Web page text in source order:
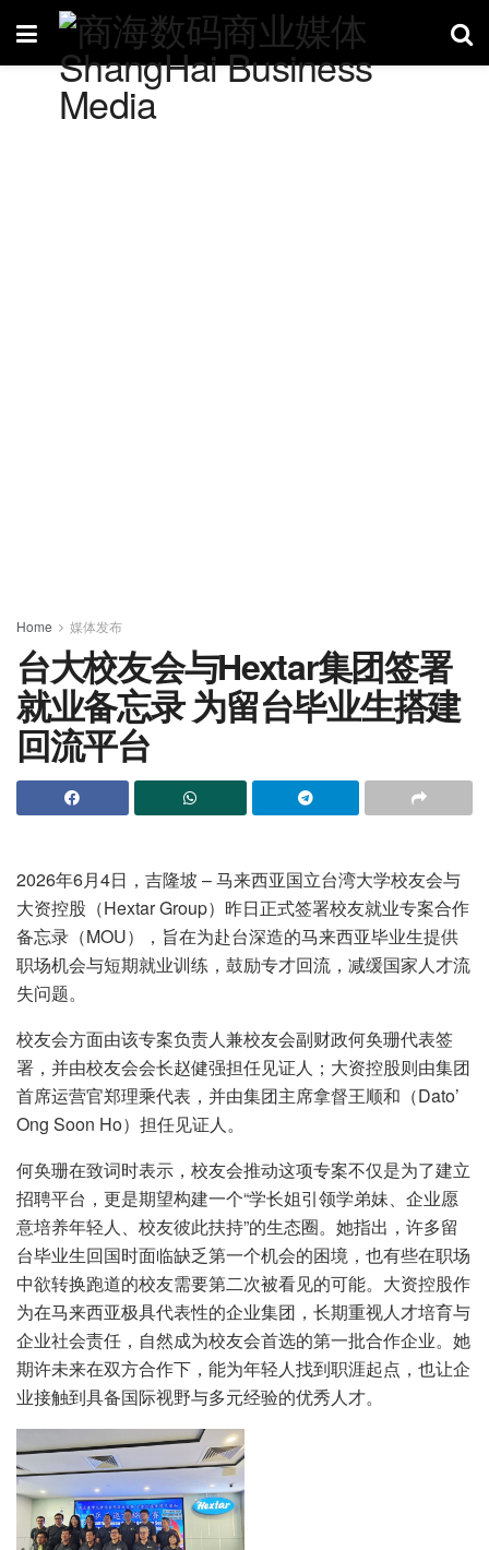
Home 媒体发布
台大校友会与Hextar集团签署
就业备忘录 为留台毕业生搭建
回流平台
2026年6月4日，吉隆坡 – 马来西亚国立台湾大学校友会与
大资控股（Hextar Group）昨日正式签署校友就业专案合作
备忘录（MOU），旨在为赴台深造的马来西亚毕业生提供
职场机会与短期就业训练，鼓励专才回流，减缓国家人才流
失问题。
校友会方面由该专案负责人兼校友会副财政何奂珊代表签
署，并由校友会会长赵健强担任见证人；大资控股则由集团
首席运营官郑理乘代表，并由集团主席拿督王顺和（Dato’
Ong Soon Ho）担任见证人。
何奂珊在致词时表示，校友会推动这项专案不仅是为了建立
招聘平台，更是期望构建一个“学长姐引领学弟妹、企业愿
意培养年轻人、校友彼此扶持”的生态圈。她指出，许多留
台毕业生回国时面临缺乏第一个机会的困境，也有些在职场
中欲转换跑道的校友需要第二次被看见的可能。大资控股作
为在马来西亚极具代表性的企业集团，长期重视人才培育与
企业社会责任，自然成为校友会首选的第一批合作企业。她
期许未来在双方合作下，能为年轻人找到职涯起点，也让企
业接触到具备国际视野与多元经验的优秀人才。